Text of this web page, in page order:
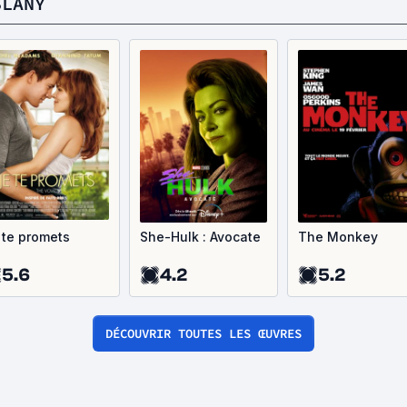
promets
5.6
She-Hulk : Avocate
4.2
The Monkey
5.2
DÉCOUVRIR TOUTES LES ŒUVRES